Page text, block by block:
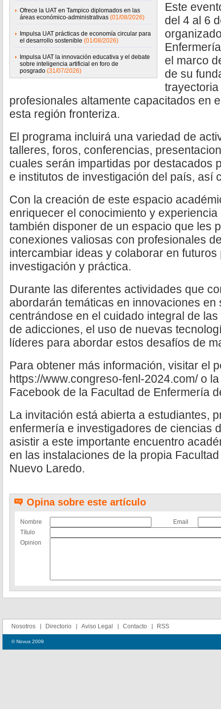
Ofrece la UAT en Tampico diplomados en las
áreas económico-administrativas (01/08/2026)
Impulsa UAT prácticas de economía circular para
el desarrollo sostenible (01/08/2026)
Impulsa UAT la innovación educativa y el debate
sobre inteligencia artificial en foro de
posgrado (31/07/2026)
Este
del 4 al 6
el marco
de su
profesionales altamente capacitados en
esta región fronteriza.
El programa incluirá una variedad de
talleres, foros, conferencias,
cuales serán impartidas por destacados
e institutos de investigación del país, así
Con la creación de este espacio
enriquecer el conocimiento y
también disponer de un espacio que les
conexiones valiosas con profesionales
intercambiar ideas y colaborar en
investigación y práctica.
Durante las diferentes actividades que
abordarán temáticas en innovaciones en
centrándose en el cuidado integral de
de adicciones, el uso de nuevas
líderes para abordar estos desafíos de
Para obtener más información, visitar el
https://www.congreso-fenl-2024.com/ o
Facebook de la Facultad de Enfermería
La invitación está abierta a estudiantes,
enfermería e investigadores de ciencias
asistir a este importante encuentro
en las instalaciones de la propia
Nuevo Laredo.
Opina sobre este artículo
Nombre
Email
Título
Opinion
Nosotros Directorio Aviso Legal Contacto RSS
© Novus 2009